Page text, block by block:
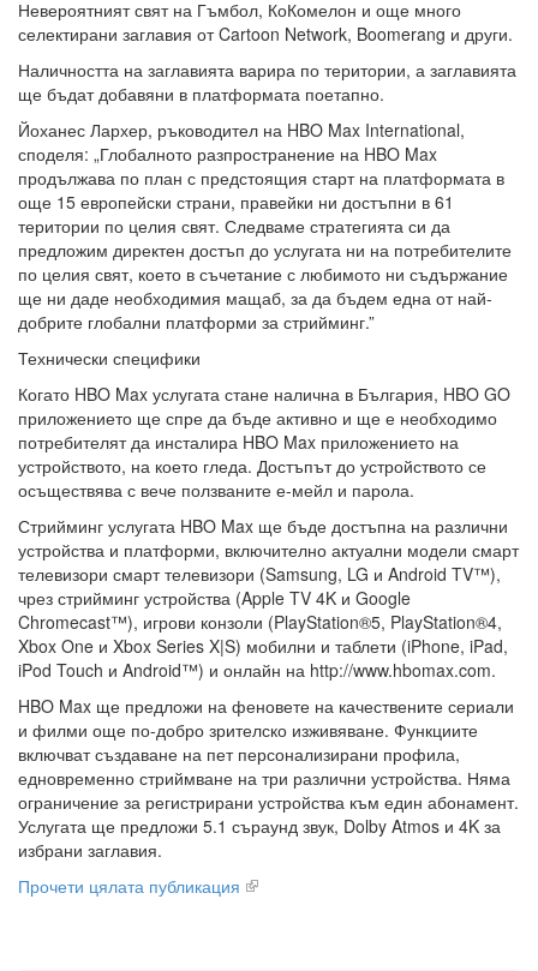
Невероятният свят на Гъмбол, КоКомелон и още много
селектирани заглавия от Cartoon Network, Boomerang и други.
Наличността на заглавията варира по територии, а заглавията
ще бъдат добавяни в платформата поетапно.
Йоханес Лархер, ръководител на HBO Max International,
споделя: „Глобалното разпространение на HBO Max
продължава по план с предстоящия старт на платформата в
още 15 европейски страни, правейки ни достъпни в 61
територии по целия свят. Следваме стратегията си да
предложим директен достъп до услугата ни на потребителите
по целия свят, което в съчетание с любимото ни съдържание
ще ни даде необходимия мащаб, за да бъдем една от най-
добрите глобални платформи за стрийминг.”
Технически специфики
Когато HBO Max услугата стане налична в България, HBO GO
приложението ще спре да бъде активно и ще е необходимо
потребителят да инсталира HBO Max приложението на
устройството, на което гледа. Достъпът до устройството се
осъществява с вече ползваните е-мейл и парола.
Стрийминг услугата HBO Max ще бъде достъпна на различни
устройства и платформи, включително актуални модели смарт
телевизори смарт телевизори (Samsung, LG и Android TV™),
чрез стрийминг устройства (Apple TV 4K и Google
Chromecast™), игрови конзоли (PlayStation®5, PlayStation®4,
Xbox One и Xbox Series X|S) мобилни и таблети (iPhone, iPad,
iPod Touch и Android™) и онлайн на http://www.hbomax.com.
HBO Max ще предложи на феновете на качествените сериали
и филми още по-добро зрителско изживяване. Функциите
включват създаване на пет персонализирани профила,
едновременно стриймване на три различни устройства. Няма
ограничение за регистрирани устройства към един абонамент.
Услугата ще предложи 5.1 съраунд звук, Dolby Atmos и 4K за
избрани заглавия.
Прочети цялата публикация